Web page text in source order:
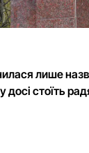
лише
стоїть